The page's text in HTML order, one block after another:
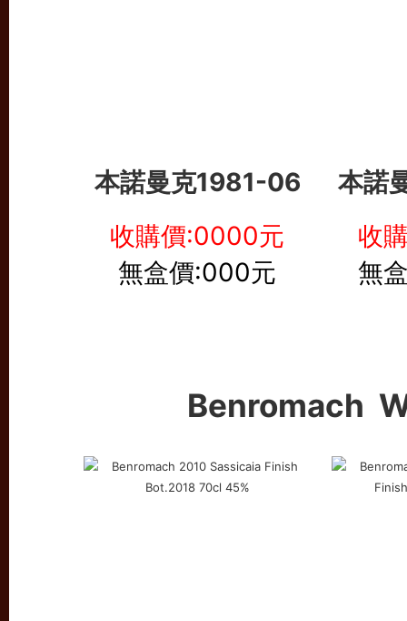
本諾曼克1981-06
本諾
收購價:0000元
無盒價:000元
收
無
Benromach